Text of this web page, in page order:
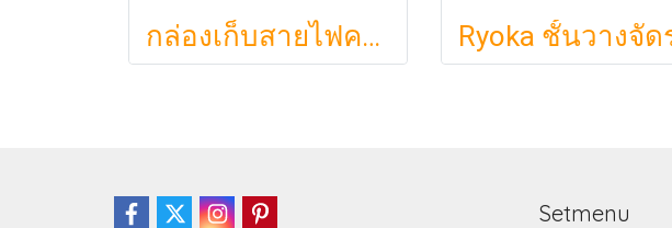
กล่องเก็บสายไฟคาเฟ่จิ๋วสไตล์ญี่ปุ่นมินิมอล ซ่อนเร้าเตอร์และปลั๊กไฟให้ห้องดูละมุนเหมือนยกคาเฟ่จากโตเกียวมาไว้ที่บ้าน
Setmenu